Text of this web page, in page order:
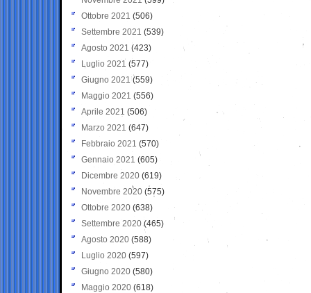
Ottobre 2021 (506)
Settembre 2021 (539)
Agosto 2021 (423)
Luglio 2021 (577)
Giugno 2021(559)
Maggio 2021 (556)
Aprile 2021 (506)
Marzo 2021 (647)
Febbraio 2021 (570)
Gennaio 2021 (605)
Dicembre 2020 (619)
Novembre 2020 (575)
Ottobre 2020 (638)
Settembre 2020(465)
Agosto 2020 (588)
Luglio 2020 (597)
Giugno 2020 (580)
Maggio 2020 (618)